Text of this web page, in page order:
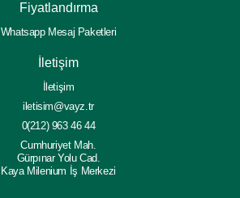
Fiyatlandırma
Whatsapp Mesaj Paketleri
İletişim
İletişim
iletisim@vayz.tr
0(212) 963 46 44
Cumhuriyet Mah.
Gürpınar Yolu Cad.
Kaya Milenium İş Merkezi